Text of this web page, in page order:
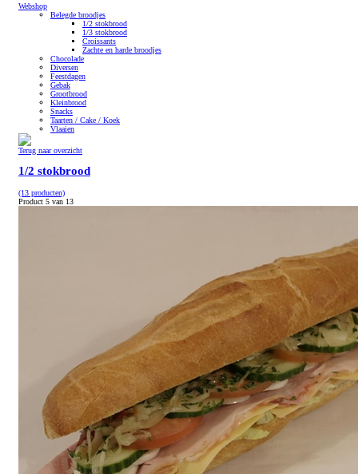
Webshop
Belegde broodjes
1/2 stokbrood
1/3 stokbrood
Croissants
Zachte en harde broodjes
Chocolade
Diversen
Feestdagen
Gebak
Grootbrood
Kleinbrood
Snacks
Taarten / Cake / Koek
Vlaaien
Terug naar overzicht
1/2 stokbrood
(13 producten)
Product 5 van 13